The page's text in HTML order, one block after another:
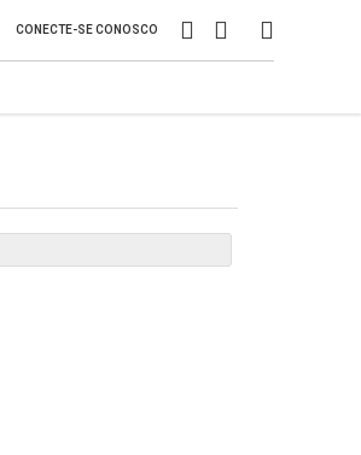
CONECTE-SE CONOSCO